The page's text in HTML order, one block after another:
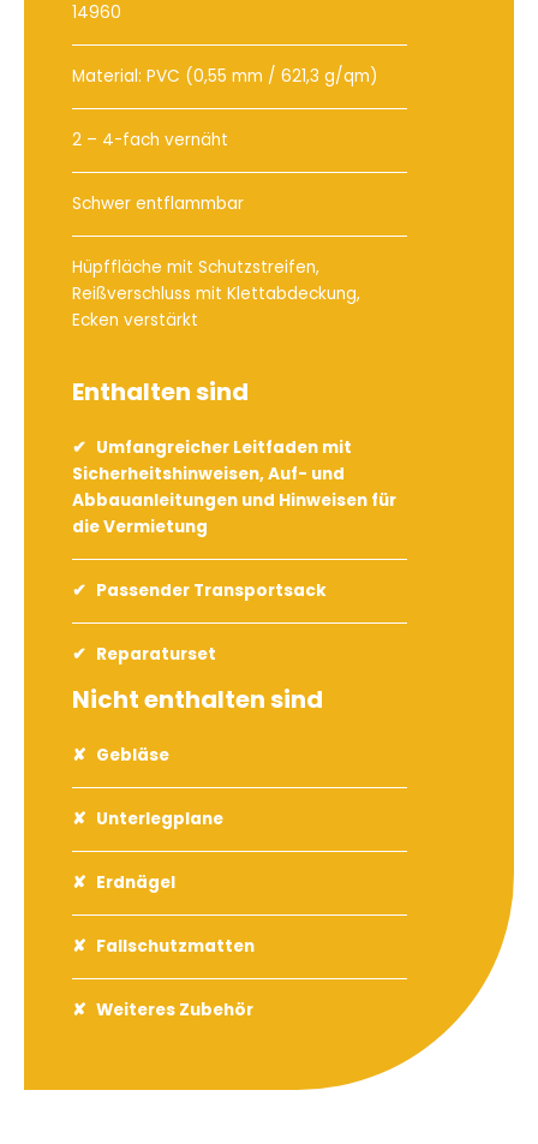
14960
Material: PVC (0,55 mm / 621,3 g/qm)
2 – 4-fach vernäht
Schwer entflammbar
Hüpffläche mit Schutzstreifen,
Reißverschluss mit Klettabdeckung,
Ecken verstärkt
Enthalten sind
Umfangreicher Leitfaden mit
Sicherheitshinweisen, Auf- und
Abbauanleitungen und Hinweisen für
die Vermietung
Passender Transportsack
Reparaturset
Nicht enthalten sind
Gebläse
Unterlegplane
Erdnägel
Fallschutzmatten
Weiteres Zubehör